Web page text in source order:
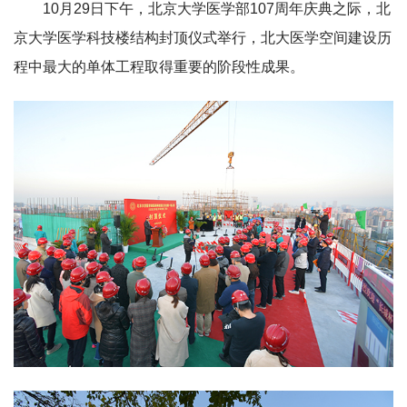
10月29日下午，北京大学医学部107周年庆典之际，北
京大学医学科技楼结构封顶仪式举行，北大医学空间建设历
程中最大的单体工程取得重要的阶段性成果。